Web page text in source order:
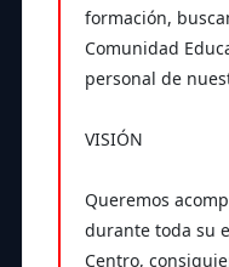
formación,
Comunidad
personal de
VISIÓN
Queremos
durante toda su
Centro,